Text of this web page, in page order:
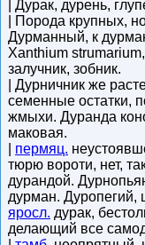
| Дурак, дурень,
| Порода крупных,
Дурманный, к
Xanthium
залучник, зобник.
| Дурничник же
семенные остатки,
жмыхи. Дуранда
маковая.
пермяц.
тюрю вороти, нет,
дурандой.
дурман. Дуропегий,
яросл. дурак,
делающий все